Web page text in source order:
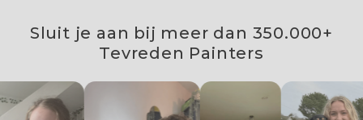
Sluit je aan bij meer dan 350.000+
Tevreden Painters